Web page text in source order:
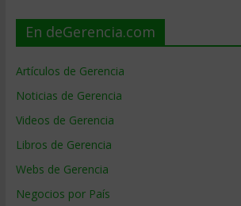
En deGerencia.com
Artículos de Gerencia
Noticias de Gerencia
Videos de Gerencia
Libros de Gerencia
Webs de Gerencia
Negocios por País